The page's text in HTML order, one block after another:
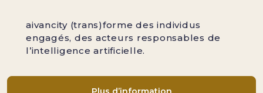
aivancity (trans)forme des individus
engagés, des acteurs responsables de
l’intelligence artificielle.